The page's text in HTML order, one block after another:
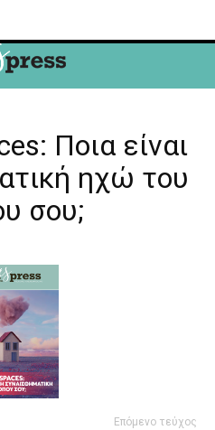
Ποια είναι
ηχώ του
σου;
Επόμενο τεύχος